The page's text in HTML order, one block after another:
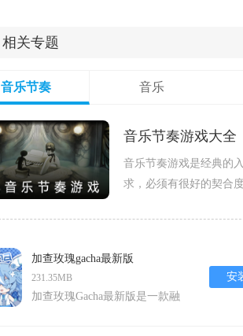
相关专题
音乐节奏 音乐
音乐节奏游戏大全
音乐节奏游戏是经典的
求，必须有很好的契合
加查玫瑰gacha最新版
231.35MB
加查玫瑰Gacha最新版是一款融
安